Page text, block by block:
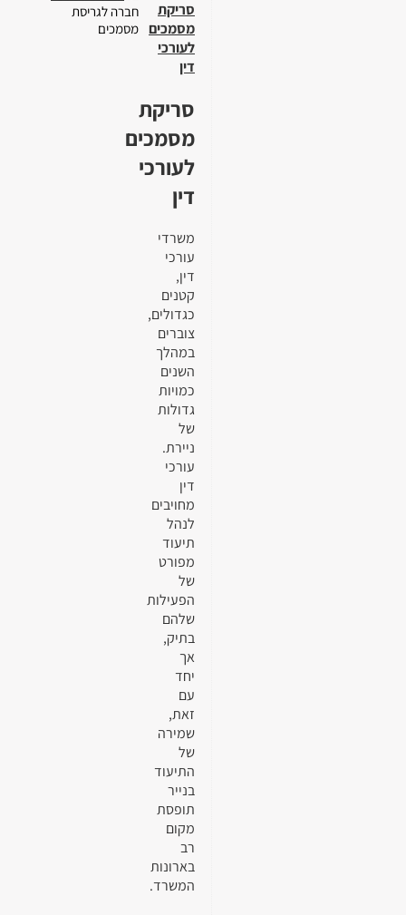
סריקת
מסמכים
לעורכי
דין
סריקת
מסמכים
לעורכי
דין
משרדי
עורכי
דין,
קטנים
כגדולים,
צוברים
במהלך
השנים
כמויות
גדולות
של
ניירת.
עורכי
דין
מחויבים
לנהל
תיעוד
מפורט
של
הפעילות
שלהם
בתיק,
אך
יחד
עם
זאת,
שמירה
של
התיעוד
בנייר
תופסת
מקום
רב
בארונות
המשרד.
חברה לגריסת
מסמכים